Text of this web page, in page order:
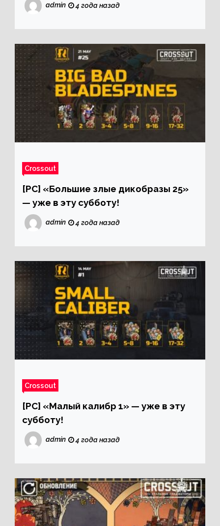
admin 4 года назад
Crossout
[PC] «Большие злые дикобразы 25»
— уже в эту субботу!
admin 4 года назад
Crossout
[PC] «Малый калибр 1» — уже в эту
субботу!
admin 4 года назад